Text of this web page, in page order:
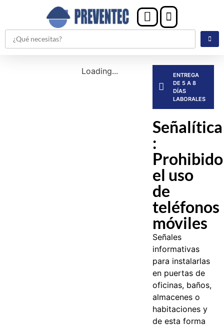
Loading...
ENTREGA
DE 5 A 8
DÍAS
LABORALES
Señalítica
:
Prohibido
el uso
de
teléfonos
móviles
Señales
informativas
para instalarlas
en puertas de
oficinas, baños,
almacenes o
habitaciones y
de esta forma